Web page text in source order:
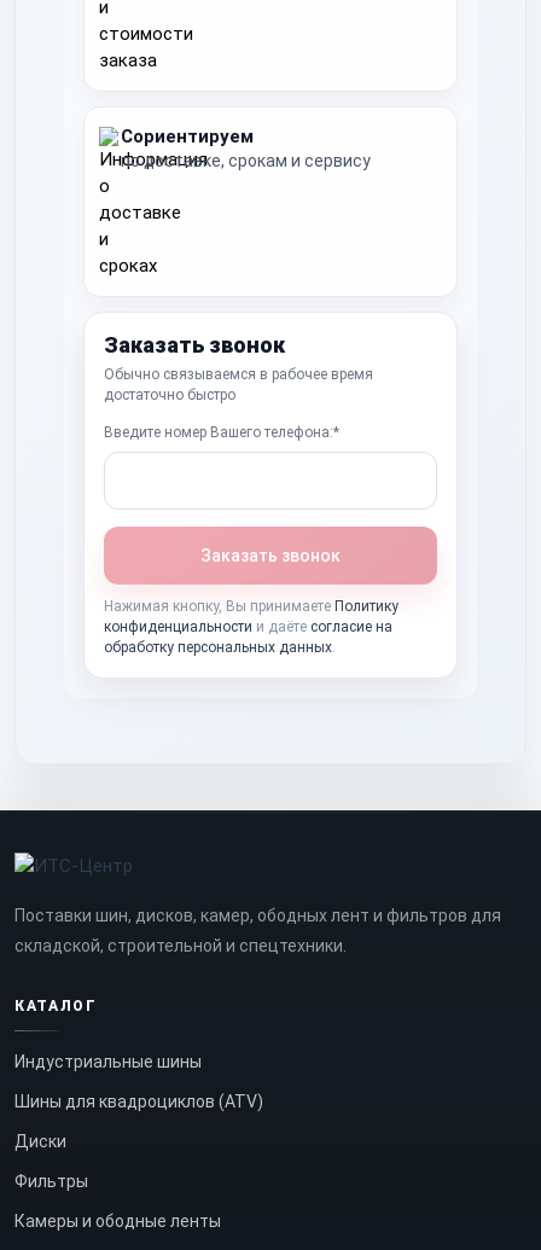
Сориентируем
по доставке, срокам и сервису
Заказать звонок
Обычно связываемся в рабочее время
достаточно быстро
Введите номер Вашего телефона:*
Заказать звонок
Нажимая кнопку, Вы принимаете Политику
конфиденциальности и даёте согласие на
обработку персональных данных.
Поставки шин, дисков, камер, ободных лент и фильтров для
складской, строительной и спецтехники.
КАТАЛОГ
Индустриальные шины
Шины для квадроциклов (ATV)
Диски
Фильтры
Камеры и ободные ленты